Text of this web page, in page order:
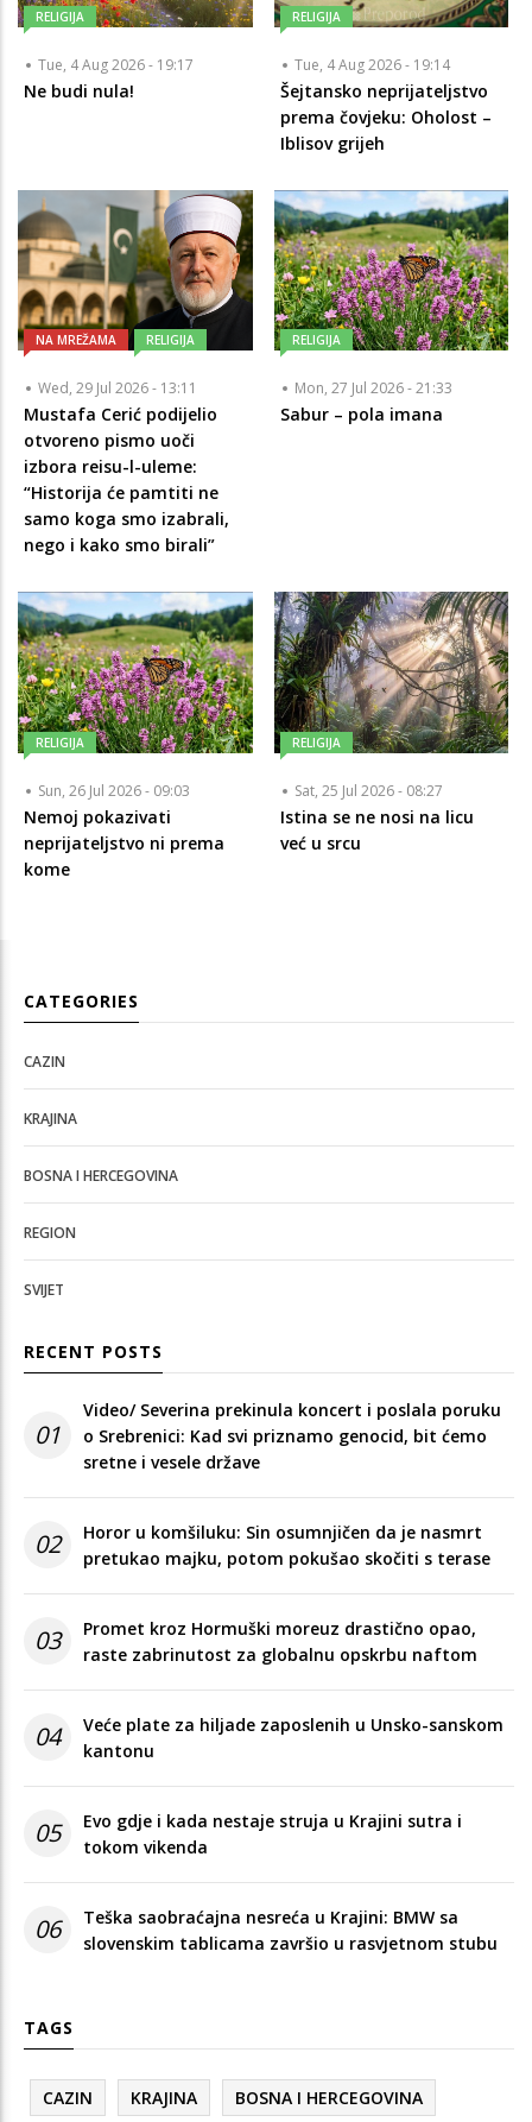
RELIGIJA
Tue, 4 Aug 2026 - 19:17
Ne budi nula!
RELIGIJA
Tue, 4 Aug 2026 - 19:14
Šejtansko neprijateljstvo
prema čovjeku: Oholost –
Iblisov grijeh
NA MREŽAMA RELIGIJA
Wed, 29 Jul 2026 - 13:11
Mustafa Cerić podijelio
otvoreno pismo uoči
izbora reisu-l-uleme:
“Historija će pamtiti ne
samo koga smo izabrali,
nego i kako smo birali”
RELIGIJA
Mon, 27 Jul 2026 - 21:33
Sabur – pola imana
RELIGIJA
Sun, 26 Jul 2026 - 09:03
Nemoj pokazivati
neprijateljstvo ni prema
kome
RELIGIJA
Sat, 25 Jul 2026 - 08:27
Istina se ne nosi na licu
već u srcu
CATEGORIES
CAZIN
KRAJINA
BOSNA I HERCEGOVINA
REGION
SVIJET
RECENT POSTS
01
Video/ Severina prekinula koncert i poslala poruku
o Srebrenici: Kad svi priznamo genocid, bit ćemo
sretne i vesele države
02
Horor u komšiluku: Sin osumnjičen da je nasmrt
pretukao majku, potom pokušao skočiti s terase
03
Promet kroz Hormuški moreuz drastično opao,
raste zabrinutost za globalnu opskrbu naftom
04
Veće plate za hiljade zaposlenih u Unsko-sanskom
kantonu
05
Evo gdje i kada nestaje struja u Krajini sutra i
tokom vikenda
06
Teška saobraćajna nesreća u Krajini: BMW sa
slovenskim tablicama završio u rasvjetnom stubu
TAGS
CAZIN KRAJINA BOSNA I HERCEGOVINA